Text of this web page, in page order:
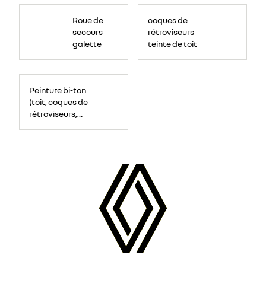
du
Roue de
secours
galette
coques de
rétroviseurs
teinte de toit
Peinture bi-ton
(toit, coques de
rétroviseurs,